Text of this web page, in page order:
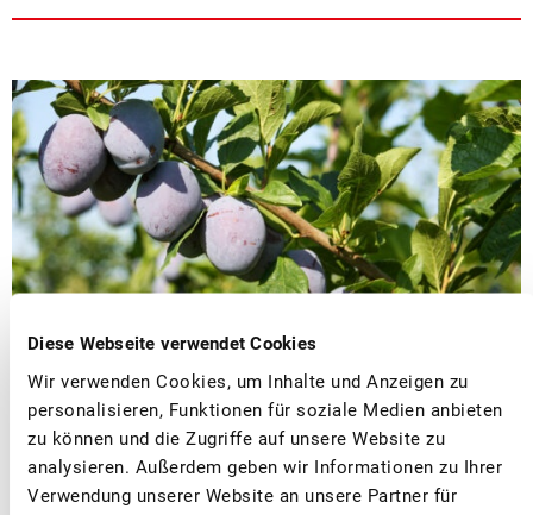
Diese Webseite verwendet Cookies
Wir verwenden Cookies, um Inhalte und Anzeigen zu
personalisieren, Funktionen für soziale Medien anbieten
zu können und die Zugriffe auf unsere Website zu
analysieren. Außerdem geben wir Informationen zu Ihrer
Verwendung unserer Website an unsere Partner für
08.08.2023 ■ Medienmitteilungen, Tafelfrüchte
3000 Tonnen Schweizer Zwetschgen
erwartet